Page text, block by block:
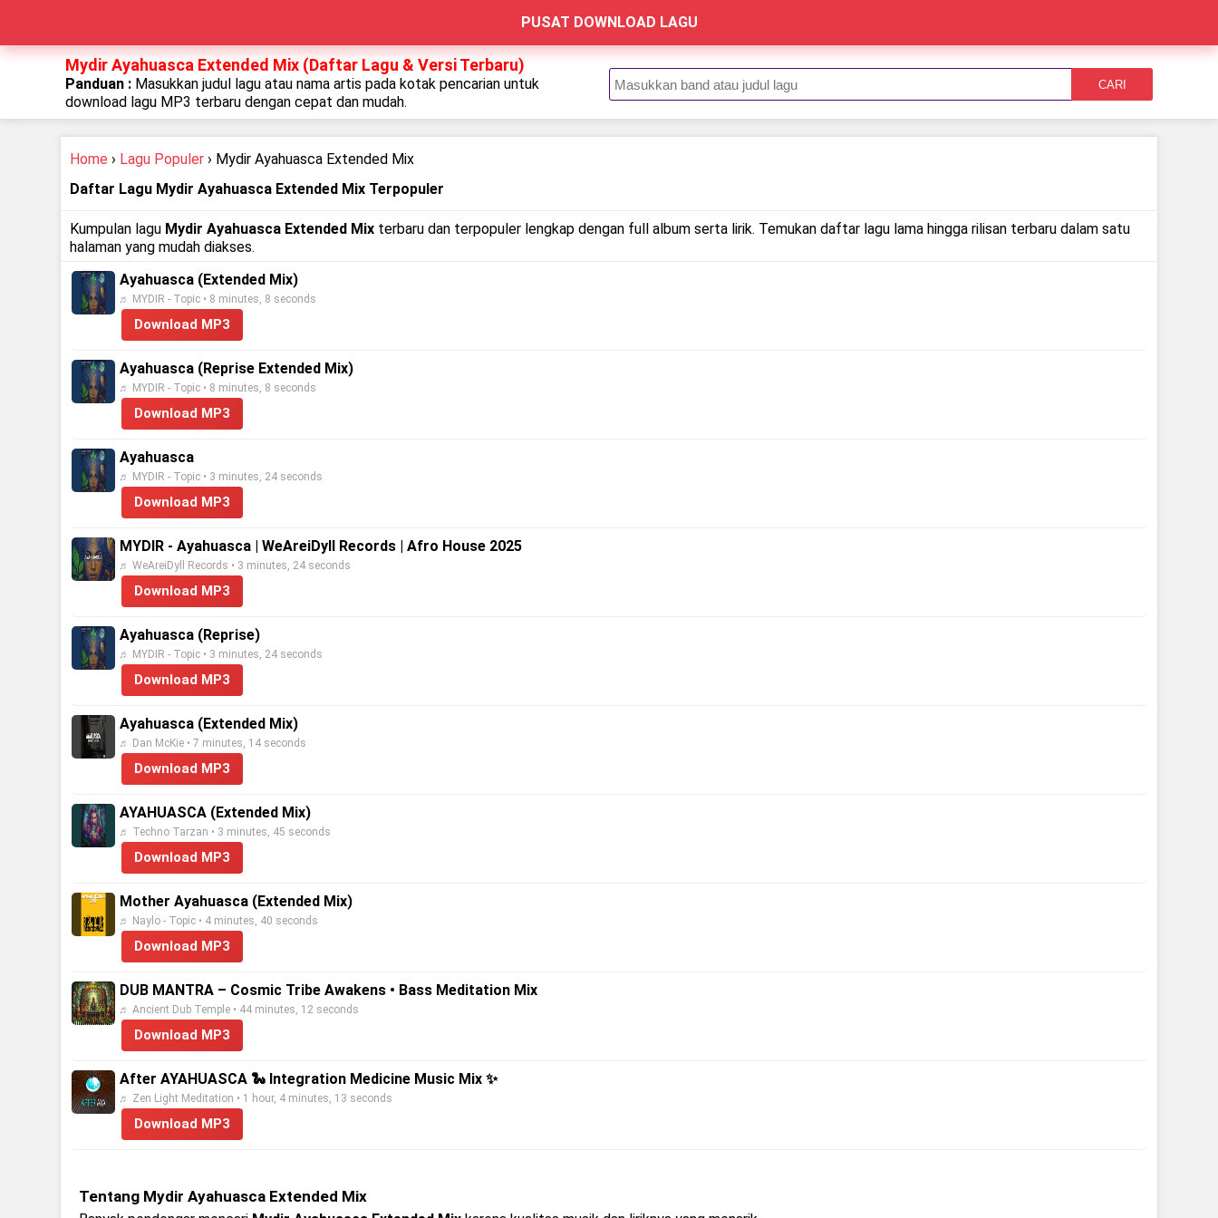
PUSAT DOWNLOAD LAGU
Mydir Ayahuasca Extended Mix (Daftar Lagu & Versi Terbaru)
Panduan : Masukkan judul lagu atau nama artis pada kotak pencarian untuk
download lagu MP3 terbaru dengan cepat dan mudah.
CARI
Home › Lagu Populer › Mydir Ayahuasca Extended Mix
Daftar Lagu Mydir Ayahuasca Extended Mix Terpopuler
Kumpulan lagu Mydir Ayahuasca Extended Mix terbaru dan terpopuler lengkap dengan full album serta lirik. Temukan daftar lagu lama hingga rilisan terbaru dalam satu
halaman yang mudah diakses.
Ayahuasca (Extended Mix)
♬ MYDIR - Topic • 8 minutes, 8 seconds
Download MP3
Ayahuasca (Reprise Extended Mix)
♬ MYDIR - Topic • 8 minutes, 8 seconds
Download MP3
Ayahuasca
♬ MYDIR - Topic • 3 minutes, 24 seconds
Download MP3
MYDIR - Ayahuasca | WeAreiDyll Records | Afro House 2025
♬ WeAreiDyll Records • 3 minutes, 24 seconds
Download MP3
Ayahuasca (Reprise)
♬ MYDIR - Topic • 3 minutes, 24 seconds
Download MP3
Ayahuasca (Extended Mix)
♬ Dan McKie • 7 minutes, 14 seconds
Download MP3
AYAHUASCA (Extended Mix)
♬ Techno Tarzan • 3 minutes, 45 seconds
Download MP3
Mother Ayahuasca (Extended Mix)
♬ Naylo - Topic • 4 minutes, 40 seconds
Download MP3
DUB MANTRA – Cosmic Tribe Awakens • Bass Meditation Mix
♬ Ancient Dub Temple • 44 minutes, 12 seconds
Download MP3
After AYAHUASCA 🐍 Integration Medicine Music Mix ✨
♬ Zen Light Meditation • 1 hour, 4 minutes, 13 seconds
Download MP3
Tentang Mydir Ayahuasca Extended Mix